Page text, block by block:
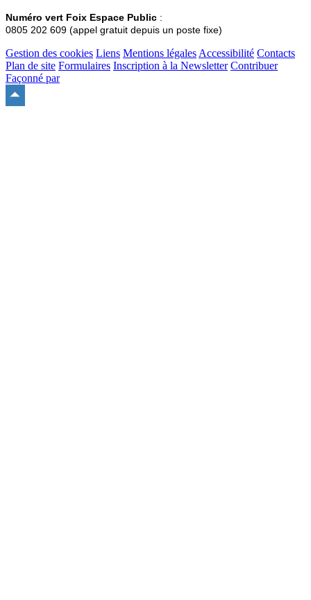
Numéro vert Foix Espace Public :
0805 202 609 (appel gratuit depuis un poste fixe)
Gestion des cookies Liens Mentions légales Accessibilité Contacts
Plan de site Formulaires Inscription à la Newsletter Contribuer
Façonné par